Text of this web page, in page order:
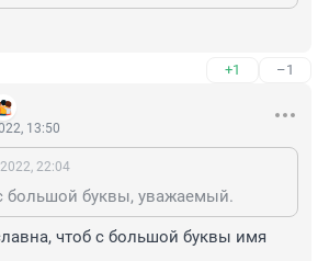
+1 –1
13:50
22:04
большой буквы, уважаемый.
чтоб с большой буквы имя